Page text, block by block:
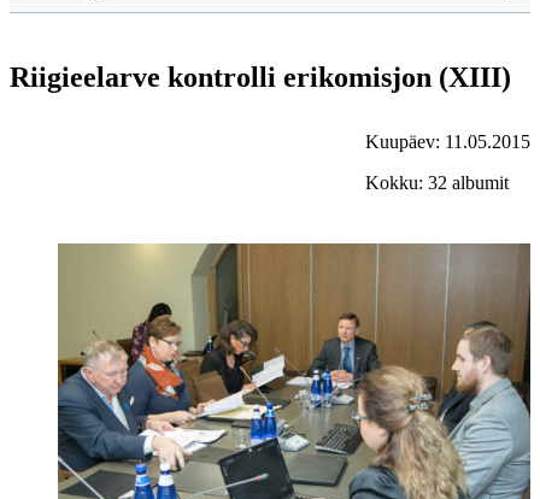
Riigieelarve kontrolli erikomisjon (XIII)
Kuupäev: 11.05.2015
Kokku: 32 albumit